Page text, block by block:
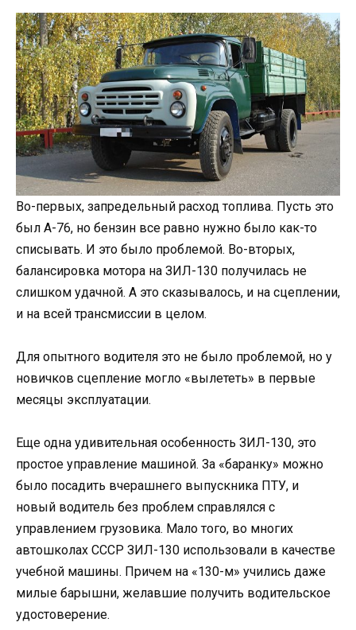
Во-первых, запредельный расход топлива. Пусть это
был А-76, но бензин все равно нужно было как-то
списывать. И это было проблемой. Во-вторых,
балансировка мотора на ЗИЛ-130 получилась не
слишком удачной. А это сказывалось, и на сцеплении,
и на всей трансмиссии в целом.
Для опытного водителя это не было проблемой, но у
новичков сцепление могло «вылететь» в первые
месяцы эксплуатации.
Еще одна удивительная особенность ЗИЛ-130, это
простое управление машиной. За «баранку» можно
было посадить вчерашнего выпускника ПТУ, и
новый водитель без проблем справлялся с
управлением грузовика. Мало того, во многих
автошколах СССР ЗИЛ-130 использовали в качестве
учебной машины. Причем на «130-м» учились даже
милые барышни, желавшие получить водительское
удостоверение.